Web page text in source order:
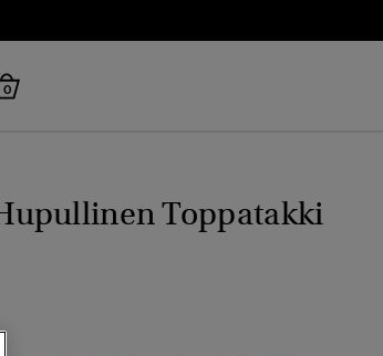
0
Toppatakki